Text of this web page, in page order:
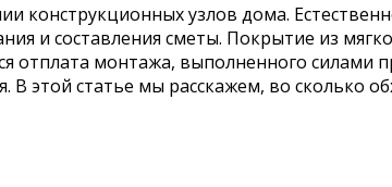
конструкционных узлов дома.
и составления сметы. Покрытие из
отплата монтажа, выполненного силами
этой статье мы расскажем, во сколько